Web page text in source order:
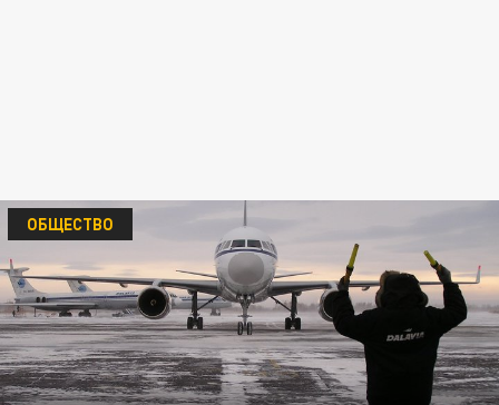
ОБЩЕСТВО